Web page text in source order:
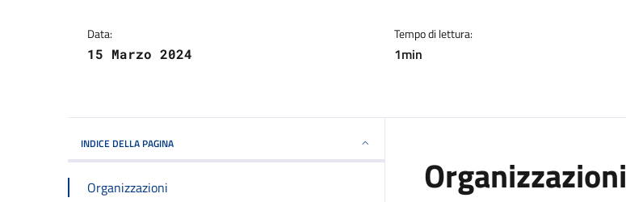
Data:
15 Marzo 2024
Tempo di lettura:
1min
INDICE DELLA PAGINA
Organizzazioni
Organizzazioni